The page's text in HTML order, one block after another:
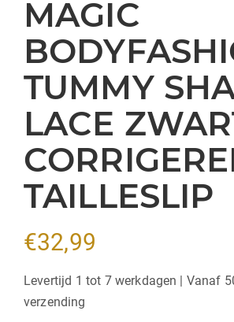
MAGIC
TUMMY
LACE
TAILLESLIP
€32,99
Levertijd 1 tot 7 werkdagen | Vanaf
verzending